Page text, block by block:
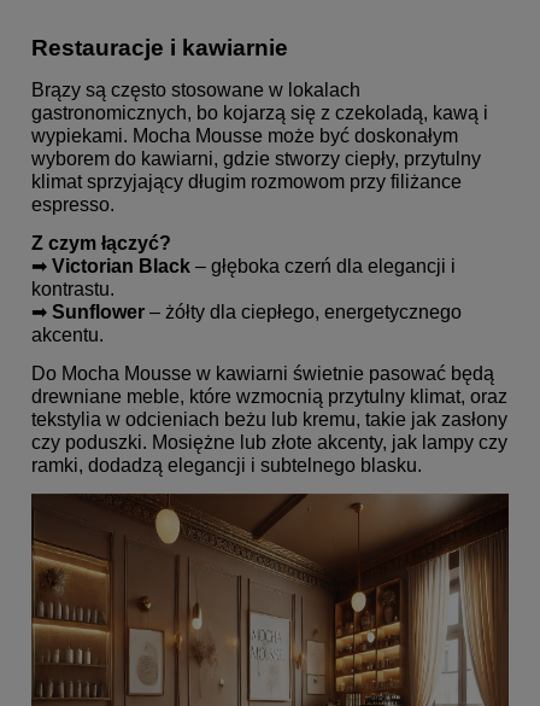
Restauracje i kawiarnie
Brązy są często stosowane w lokalach
gastronomicznych, bo kojarzą się z czekoladą, kawą i
wypiekami. Mocha Mousse może być doskonałym
wyborem do kawiarni, gdzie stworzy ciepły, przytulny
klimat sprzyjający długim rozmowom przy filiżance
espresso.
Z czym łączyć?
➡ Victorian Black – głęboka czerń dla elegancji i
kontrastu.
➡ Sunflower – żółty dla ciepłego, energetycznego
akcentu.
Do Mocha Mousse w kawiarni świetnie pasować będą
drewniane meble, które wzmocnią przytulny klimat, oraz
tekstylia w odcieniach beżu lub kremu, takie jak zasłony
czy poduszki. Mosiężne lub złote akcenty, jak lampy czy
ramki, dodadzą elegancji i subtelnego blasku.